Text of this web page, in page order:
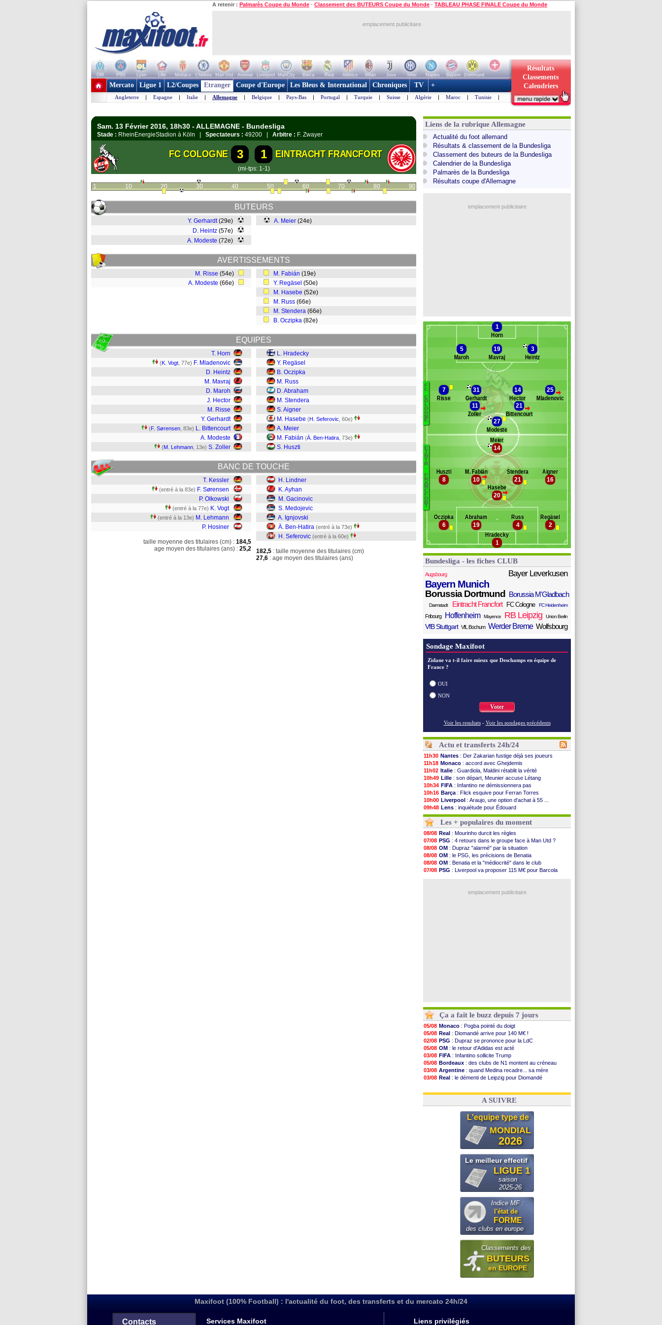
A retenir : Palmarès Coupe du Monde - Classement des BUTEURS Coupe du Monde - TABLEAU PHASE FINALE Coupe du Monde
emplacement publicitaire
OM PSG Lyon Lille Monaco Chelsea Man Utd Arsenal Liverpool ManCity Barca Real Atletico Milan Juve Inter Naples Bayern
Dortmund
+ de clubs
Résultats
Classements
Calendriers
Mercato Ligue 1 L2/Coupes Etranger Coupe d'Europe Les Bleus & International Chroniques TV +
Angleterre | Espagne | Italie | Allemagne | Belgique | Pays-Bas | Portugal | Turquie | Suisse | Algérie | Maroc | Tunisie |
Sam. 13 Février 2016, 18h30 - ALLEMAGNE - Bundesliga
Stade : RheinEnergieStadion à Köln | Spectateurs : 49200 | Arbitre : F. Zwayer
FC COLOGNE 3 1 EINTRACHT FRANCFORT
(mi-tps: 1-1)
1 10 20 30 40 50 60 70 80 90
BUTEURS
Y. Gerhardt(29e)
D. Heintz (57e)
A. Modeste (72e)
A. Meier (24e)
AVERTISSEMENTS
M. Risse (54e)
A. Modeste (66e)
M. Fabián (19e)
Y. Regäsel (50e)
M. Hasebe (52e)
M. Russ (66e)
M. Stendera (66e)
B. Oczipka (82e)
EQUIPES
T. Horn
(K. Vogt , 77e) F. Mladenovic
D. Heintz
M. Mavraj
D. Maroh
J. Hector
M. Risse
Y. Gerhardt
(F. Sørensen , 83e) L. Bittencourt
A. Modeste
(M. Lehmann , 13e) S. Zoller
L. Hradecky
Y. Regäsel
B. Oczipka
M. Russ
D. Abraham
M. Stendera
S. Aigner
M. Hasebe (H. Seferovic , 60e)
A. Meier
M. Fabián (Ä. Ben-Hatira , 73e)
S. Huszti
BANC DE TOUCHE
T. Kessler
(entré à la 83e) F. Sørensen
P. Olkowski
(entré à la 77e) K. Vogt
(entré à la 13e) M. Lehmann
P. Hosiner
taille moyenne des titulaires (cm) : 184,5
age moyen des titulaires (ans) : 25,2
H. Lindner
K. Ayhan
M. Gacinovic
S. Medojevic
A. Ignjovski
Ä. Ben-Hatira (entré à la 73e)
H. Seferovic (entré à la 60e)
182,5 : taille moyenne des titulaires (cm)
27,6 : age moyen des titulaires (ans)
Liens de la rubrique Allemagne
Actualité du foot allemand
Résultats & classement de la Bundesliga
Classement des buteurs de la Bundesliga
Calendrier de la Bundesliga
Palmarès de la Bundesliga
Résultats coupe d'Allemagne
emplacement publicitaire
Banc des remplaçantsFC Cologne
Kessler
Sørensen
Lehmann
Hosiner
F
C
C
O
L
O
G
N
E
Banc des remplaçants Eintr. Francfort
Ayhan
Gacinovic
Ignjovski
Ben-Hatira
Seferovic
E
I
N
T
R
.
F
R
A
N
C
F
O
R
1
Horn
5
Maroh
19
Mavraj
3
Heintz
7
Risse
31
Gerhardt
14
Hector
>
25
Mladenovic
>
11
Zoller
>
21
Bittencourt
27
Modeste
1
Hradecky
2
Regäsel
4
Russ
19
Abraham
6
Oczipka
>
20
Hasebe
16
Aigner
21
Stendera
>
10
M. Fabián
8
Huszti
14
Meier
Bundesliga - les fiches CLUB
Augsbourg Bayer Leverkusen
Bayern Munich
Borussia Dortmund Borussia M'Gladbach
Darmstadt Eintracht Francfort FC Cologne FC Heidenheim
Fribourg Hoffenheim Mayence RB Leipzig Union Berlin
VfB Stuttgart VfL Bochum Werder Breme Wolfsbourg
Sondage Maxifoot
Zidane va t-il faire mieux que Deschamps en équipe de
France ?
OUI
NON
Voter
Voir les resultats - Voir les sondages précédents
Actu et transferts 24h/24
11h30 Nantes : Der Zakarian fustige déjà ses joueurs
11h18 Monaco : accord avec Ghejdemis
11h02 Italie : Guardiola, Maldini rétablit la vérité
10h49 Lille : son départ, Meunier accuse Létang
10h34 FIFA : Infantino ne démissionnera pas
10h16 Barça : Flick esquive pour Ferran Torres
10h00 Liverpool : Araujo, une option d'achat à 55 ...
09h48 Lens : inquiétude pour Édouard
09h25 Man Utd: Vitek vendu à Middlesbrough (off.)
09h10
PSV : Sano recruté pour 14,5 M€ (officiel)
08h52 OM: Coventry pense à Angel Gomes
08/08 PSG : Rafel Pol satisfait des progrès
08/08 Amical : le Barça vainqueur puis battu
08/08 Inter : Calhanoglu prêt à prolonger
08/08 Nice : Abdelmonem veut rester
08/08 L2: le classement complet
08/08 L2: les résultats de la soirée
: Ivanovic proche de Lens
Les + populaires du moment
08/08 Real : Mourinho durcit les règles
07/08 PSG : 4 retours dans le groupe face à Man Utd ?
08/08 OM : Dupraz "alarmé" par la situation
08/08 OM : le PSG, les précisions de Benatia
08/08 OM : Benatia et la "médiocrité" dans le club
07/08 PSG : Liverpool va proposer 115 M€ pour Barcola
emplacement publicitaire
Ça a fait le buzz depuis 7 jours
05/08 Monaco : Pogba pointé du doigt
05/08 Real : Diomandé arrive pour 140 M€ !
02/08 PSG : Dupraz se prononce pour la LdC
05/08 OM : le retour d'Adidas est acté
03/08 FIFA : Infantino sollicite Trump
05/08 Bordeaux : des clubs de N1 montent au créneau
03/08 Argentine : quand Medina recadre... sa mère
03/08 Real : le démenti de Leipzig pour Diomandé
03/08 OM: Paixão attire un 2e club anglais
A SUIVRE
L'equipe type de
MONDIAL
2026
Le meilleur effectif
LIGUE 1
saison
2025-26
Indice MF :
l'état de
FORME
des clubs en europe
Classements des
BUTEURS
en EUROPE
Maxifoot (100% Football) : l'actualité du foot, des transferts et du mercato 24h/24
Contacts Services Maxifoot Liens privilégiés